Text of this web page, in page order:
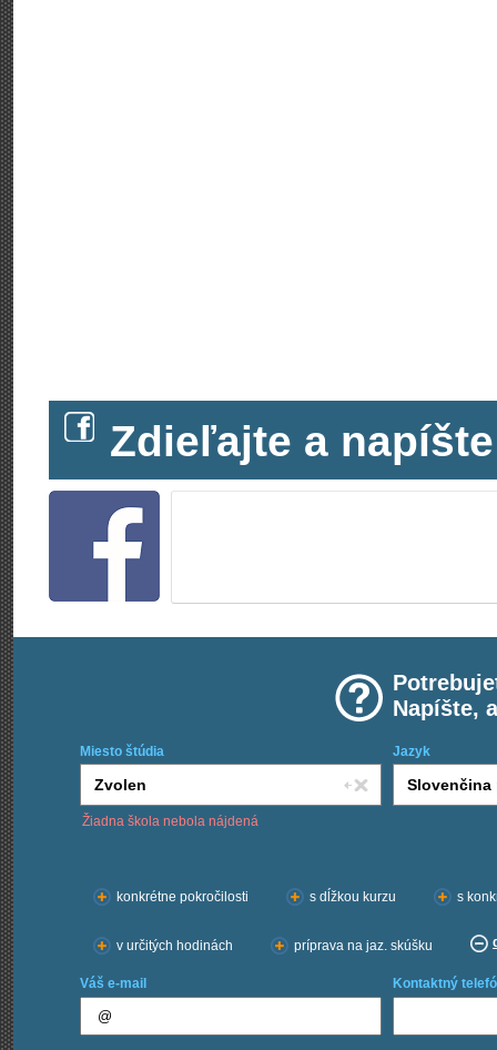
Zdieľajte a
Napíšte,
Miesto štúdia Jazyk
Žiadna škola nebola nájdená
konkrétne pokročilosti
s dĺžkou kurzu s
v určitých hodinách príprava na jaz. skúšku
Váš e-mail Kontaktný